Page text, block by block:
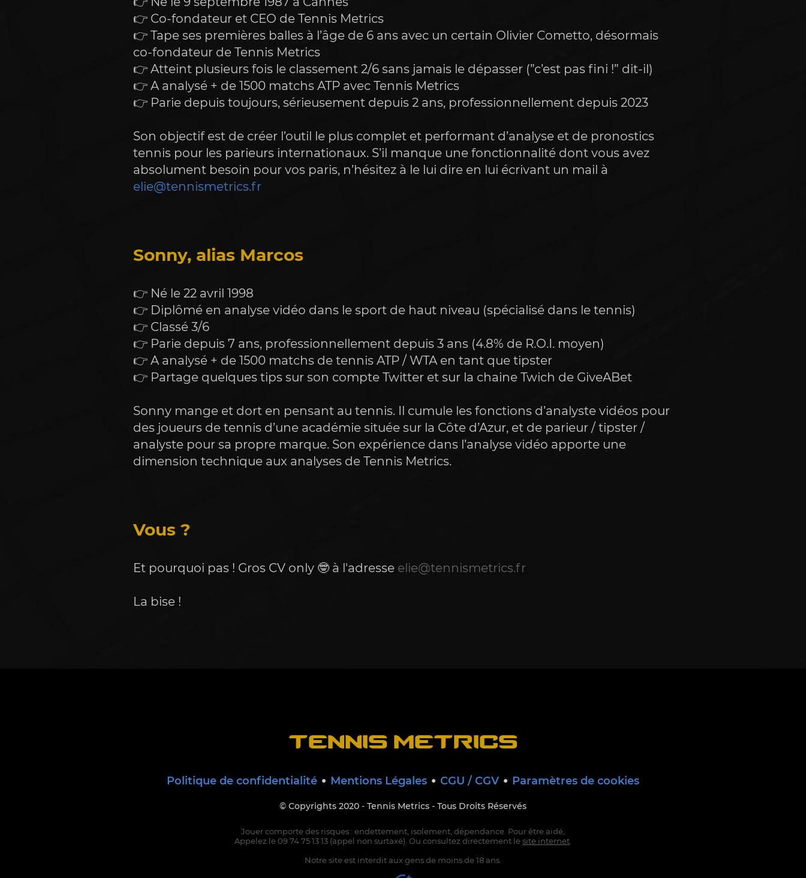
👉 Co-fondateur et CEO de Tennis Metrics
👉 Tape ses premières balles à l’âge de 6 ans avec un certain Olivier Cometto, désormais
co-fondateur de Tennis Metrics
👉 Atteint plusieurs fois le classement 2/6 sans jamais le dépasser (”c’est pas fini !” dit-il)
👉 A analysé + de 1500 matchs ATP avec Tennis Metrics
👉 Parie depuis toujours, sérieusement depuis 2 ans, professionnellement depuis 2023
Son objectif est de créer l’outil le plus complet et performant d’analyse et de pronostics
tennis pour les parieurs internationaux. S’il manque une fonctionnalité dont vous avez
elie@tennismetrics.fr
Sonny, alias Marcos
👉 Né le 22 avril 1998
👉 Diplômé en analyse vidéo dans le sport de haut niveau (spécialisé dans le tennis)
👉 Classé 3/6
👉 Parie depuis 7 ans, professionnellement depuis 3 ans (4.8% de R.O.I. moyen)
👉 A analysé + de 1500 matchs de tennis ATP / WTA en tant que tipster
👉 Partage quelques tips sur son compte Twitter et sur la chaine Twich de GiveABet
Sonny mange et dort en pensant au tennis. Il cumule les fonctions d’analyste vidéos pour
des joueurs de tennis d’une académie située sur la Côte d’Azur, et de parieur / tipster /
analyste pour sa propre marque. Son expérience dans l’analyse vidéo apporte une
dimension technique aux analyses de Tennis Metrics.
Vous ?
Et pourquoi pas ! Gros CV only 🤓 à l'adresse elie@tennismetrics.fr
La bise !
TENNIS METRICS
Politique de confidentialité Mentions Légales CGU / CGV Paramètres de cookies
© Copyrights 2020 - Tennis Metrics - Tous Droits Réservés
Jouer comporte des risques : endettement, isolement, dépendance. Pour être aidé,
Appelez le 09 74 75 13 13 (appel non surtaxé). Ou consultez directement le site internet
Notre site est interdit aux gens de moins de 18 ans.